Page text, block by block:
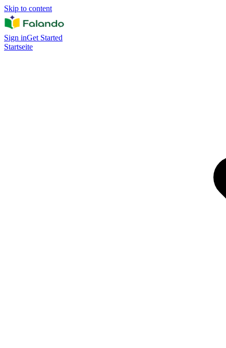
Skip to content
Sign inGet Started
Startseite